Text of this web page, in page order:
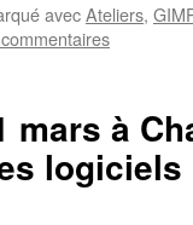
avecAteliers,
mars à